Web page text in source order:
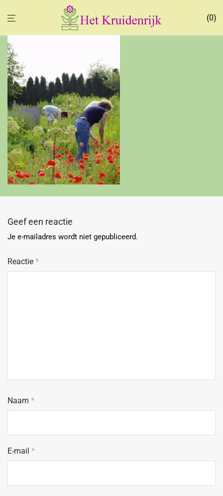
0
Geef een reactie
Je e-mailadres wordt niet gepubliceerd.
Reactie *
Naam *
E-mail *